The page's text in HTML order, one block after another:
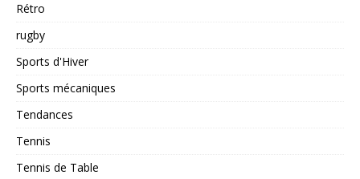
Rétro
rugby
Sports d'Hiver
Sports mécaniques
Tendances
Tennis
Tennis de Table